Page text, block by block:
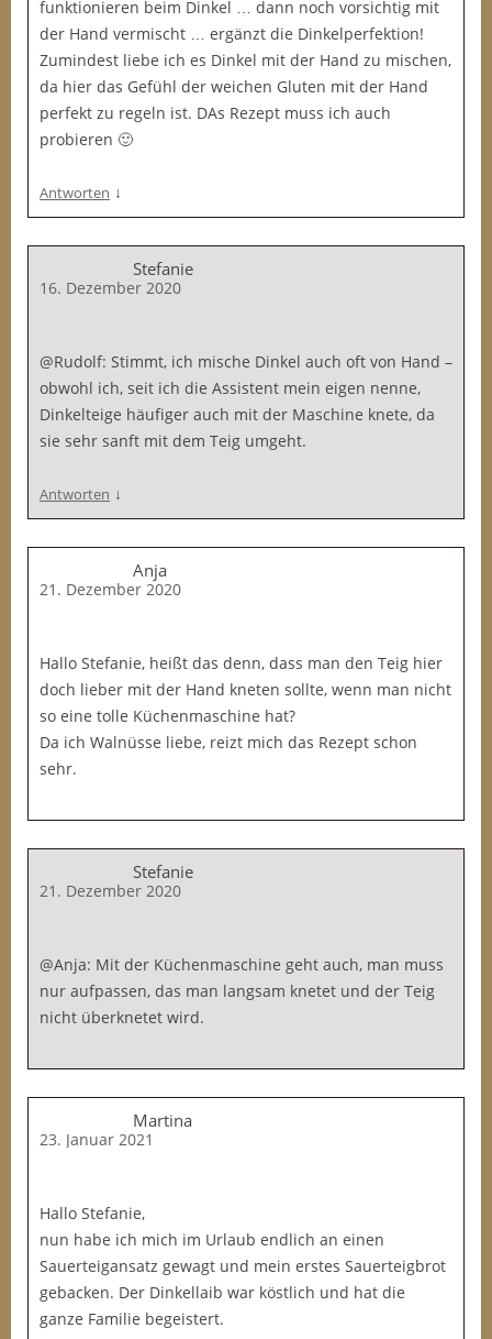
funktionieren beim Dinkel … dann noch vorsichtig mit
der Hand vermischt … ergänzt die Dinkelperfektion!
Zumindest liebe ich es Dinkel mit der Hand zu mischen,
da hier das Gefühl der weichen Gluten mit der Hand
perfekt zu regeln ist. DAs Rezept muss ich auch
probieren 🙂
Antworten ↓
Stefanie
16. Dezember 2020
@Rudolf: Stimmt, ich mische Dinkel auch oft von Hand –
obwohl ich, seit ich die Assistent mein eigen nenne,
Dinkelteige häufiger auch mit der Maschine knete, da
sie sehr sanft mit dem Teig umgeht.
Antworten ↓
Anja
21. Dezember 2020
Hallo Stefanie, heißt das denn, dass man den Teig hier
doch lieber mit der Hand kneten sollte, wenn man nicht
so eine tolle Küchenmaschine hat?
Da ich Walnüsse liebe, reizt mich das Rezept schon
sehr.
Stefanie
21. Dezember 2020
@Anja: Mit der Küchenmaschine geht auch, man muss
nur aufpassen, das man langsam knetet und der Teig
nicht überknetet wird.
Martina
23. Januar 2021
Hallo Stefanie,
nun habe ich mich im Urlaub endlich an einen
Sauerteigansatz gewagt und mein erstes Sauerteigbrot
gebacken. Der Dinkellaib war köstlich und hat die
ganze Familie begeistert.